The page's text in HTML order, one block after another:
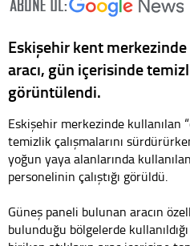
Eskişehir kent
aracı, gün içerisinde
görüntülendi.
Eskişehir merkezinde kullanılan
temizlik çalışmalarını
yoğun yaya alanlarında
personelinin çalıştığı görüldü.
Güneş paneli bulunan aracın
bulunduğu bölgelerde